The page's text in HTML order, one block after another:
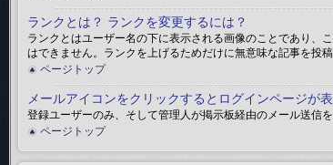
ランクとは？ ランクを変更するには？
ランクとはユーザー名の下に表示される画像のことであり、
はできません。ランクを上げるためだけに無意味な記事を投
ページトップ
メールアイコンをクリックするとログインページが
登録ユーザーのみ、そして管理人が掲示板経由のメール送信
ページトップ